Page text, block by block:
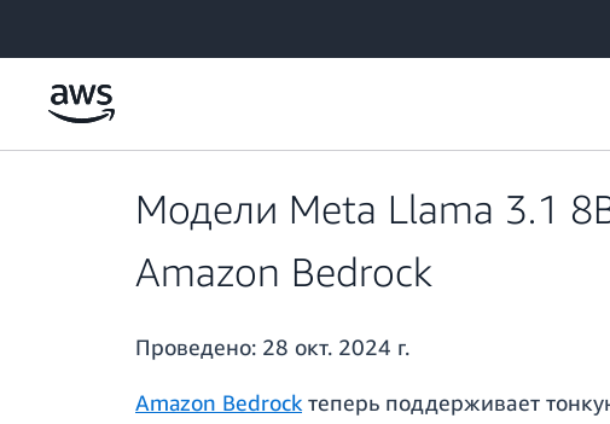
Модели Meta Llama 3.1
Amazon Bedrock
Проведено: 28 окт. 2024 г.
Amazon Bedrock теперь поддерживает